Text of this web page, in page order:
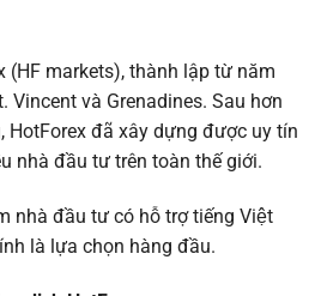
(HF markets), thành lập từ năm
Vincent và Grenadines. Sau hơn
HotForex đã xây dựng được uy tín
nhà đầu tư trên toàn thế giới.
nhà đầu tư có hỗ trợ tiếng Việt
là lựa chọn hàng đầu.